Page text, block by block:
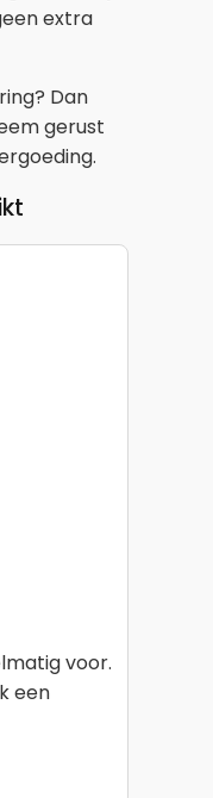
extra
Dan
gerust
voor.
een